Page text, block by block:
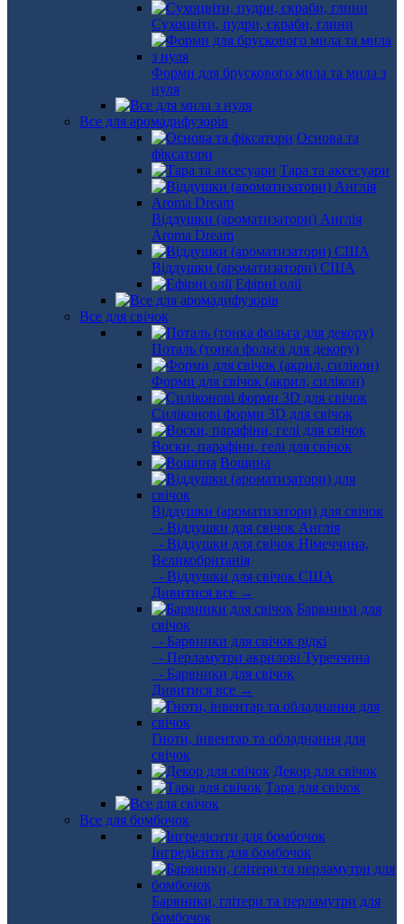
Сухоцвіти, пудри, скраби, глини
Форми для брускового мила та мила з
нуля
Все для аромадифузорів
Основа та
фіксатори
Тара та аксесуари
Віддушки (ароматизатори) Англія
Aroma Dream
Віддушки (ароматизатори) США
Ефірні олії
Все для свічок
Поталь (тонка фольга для декору)
Форми для свічок (акрил, силікон)
Силіконові форми 3D для свічок
Воски, парафіни, гелі для свічок
Вощина
Віддушки (ароматизатори) для свічок
- Віддушки для свічок Англія
- Віддушки для свічок Німеччина,
Великобританія
- Віддушки для свічок США
Дивитися все →
Барвники для
свічок
- Барвники для свічок рідкі
- Перламутри акрилові Туреччина
- Барвники для свічок
Дивитися все →
Гноти, інвентар та обладнання для
свічок
Декор для свічок
Тара для свічок
Все для бомбочок
Інгредієнти для бомбочок
Барвники, глітери та перламутри для
бомбочок